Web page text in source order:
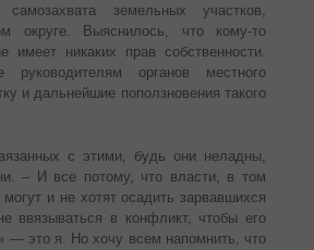
земельных участков,
округе. Выяснилось, что кому-то
никаких прав собственности.
органов местного
и дальнейшие поползновения такого
с этими, будь они неладны,
– И все потому, что власти, в том
и не хотят осадить зарвавшихся
ввязываться в конфликт, чтобы его
— это я. Но хочу всем напомнить, что